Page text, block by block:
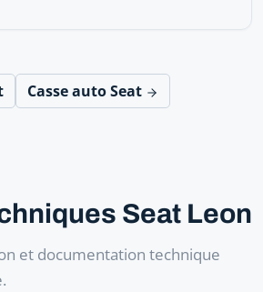
Casse auto Seat
Seat Leon
et documentation technique